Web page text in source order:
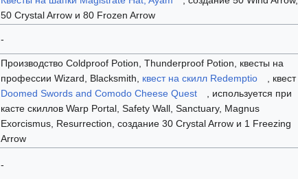
50 Crystal Arrow и 80 Frozen Arrow
-
Производство Coldproof Potion, Thunderproof Potion, квесты на
профессии Wizard, Blacksmith, квест на скилл Redemptio
, квест
Doomed Swords and Comodo Cheese Quest
, используется при
касте скиллов Warp Portal, Safety Wall, Sanctuary, Magnus
Exorcismus, Resurrection, создание 30 Crystal Arrow и 1 Freezing
Arrow
-